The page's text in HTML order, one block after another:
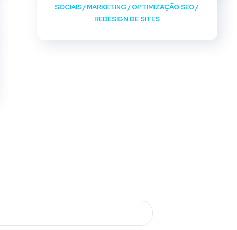
SOCIAIS/MARKETING/OPTIMIZAÇÃO SEO/
REDESIGN DE SITES